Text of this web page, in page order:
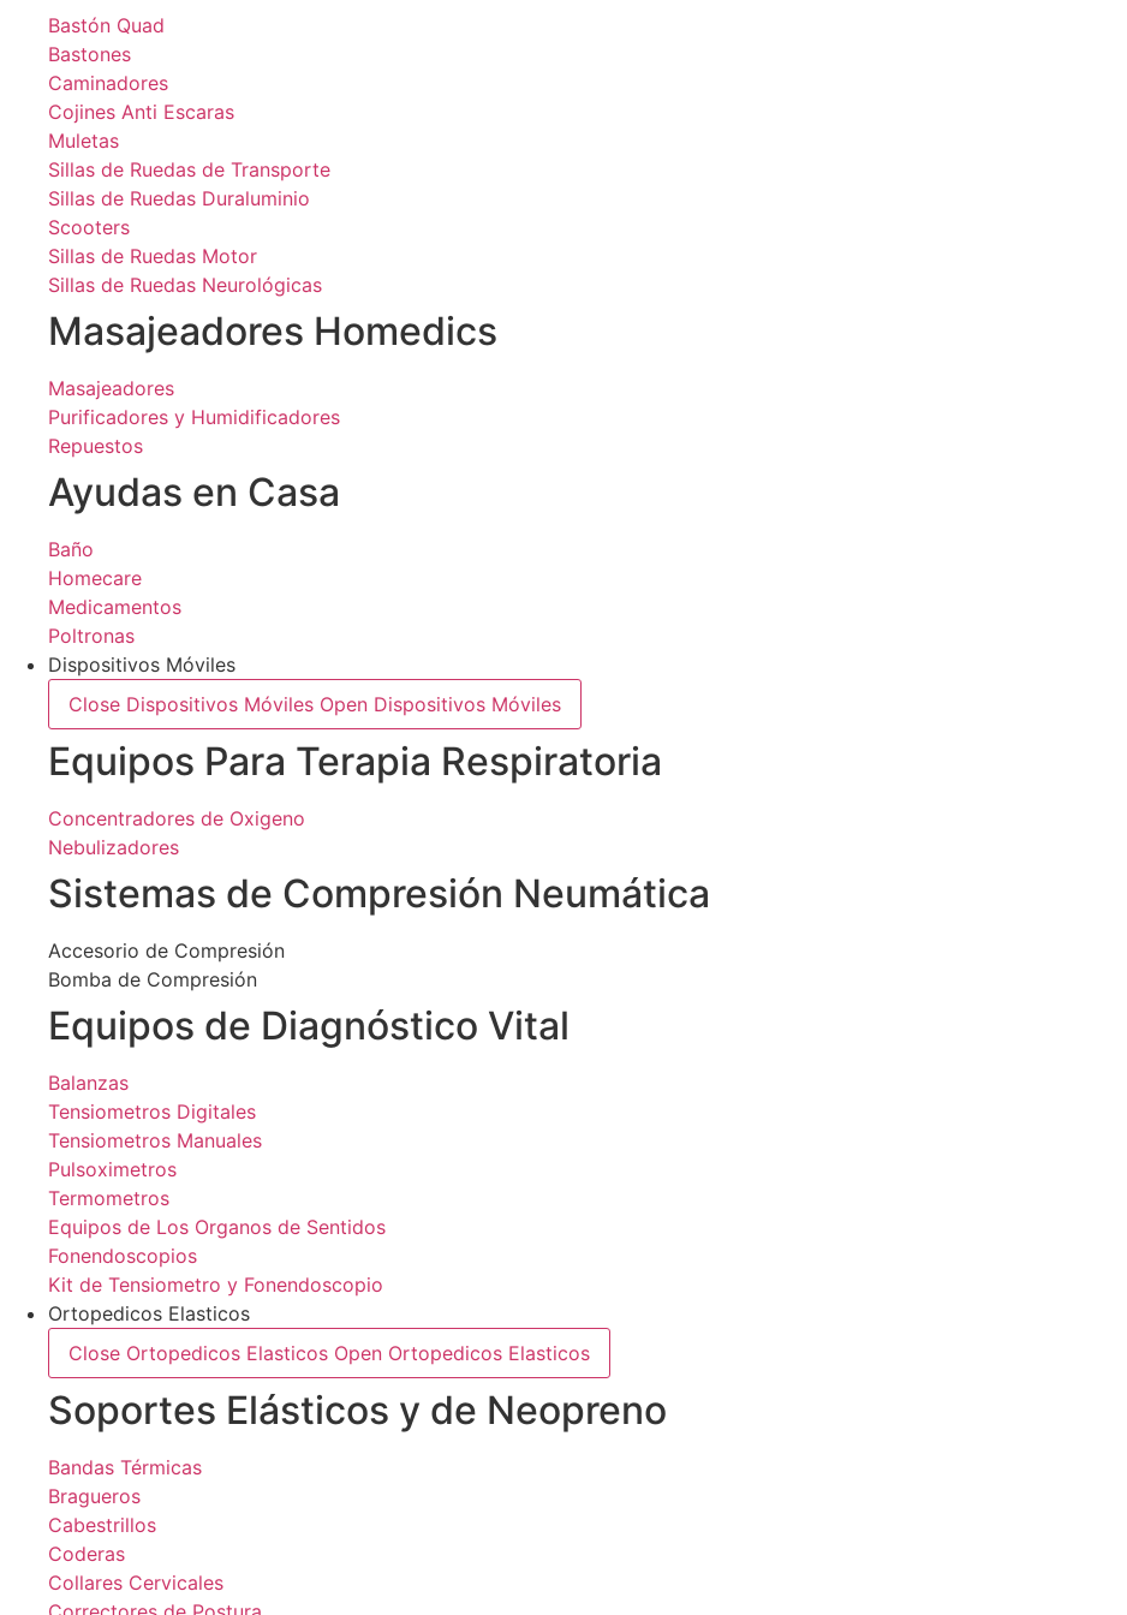
Bastón Quad
Bastones
Caminadores
Cojines Anti Escaras
Muletas
Sillas de Ruedas de Transporte
Sillas de Ruedas Duraluminio
Scooters
Sillas de Ruedas Motor
Sillas de Ruedas Neurológicas
Masajeadores Homedics
Masajeadores
Purificadores y Humidificadores
Repuestos
Ayudas en Casa
Baño
Homecare
Medicamentos
Poltronas
Dispositivos Móviles
Close Dispositivos Móviles Open Dispositivos Móviles
Equipos Para Terapia Respiratoria
Concentradores de Oxigeno
Nebulizadores
Sistemas de Compresión Neumática
Accesorio de Compresión
Bomba de Compresión
Equipos de Diagnóstico Vital
Balanzas
Tensiometros Digitales
Tensiometros Manuales
Pulsoximetros
Termometros
Equipos de Los Organos de Sentidos
Fonendoscopios
Kit de Tensiometro y Fonendoscopio
Ortopedicos Elasticos
Close Ortopedicos Elasticos Open Ortopedicos Elasticos
Soportes Elásticos y de Neopreno
Bandas Térmicas
Bragueros
Cabestrillos
Coderas
Collares Cervicales